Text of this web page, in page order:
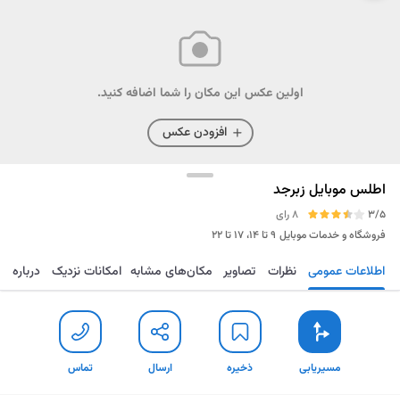
اولین عکس این مکان را شما اضافه کنید.
افزودن عکس
اطلس موبایل زبرجد
3/5
8 رای
فروشگاه و خدمات موبایل ۹ تا ۱۴، ۱۷ تا ۲۲
مسیریابی ذخیره ارسال تماس اطلاعات عمومی نظرات تصاویر مکان‌های مشابه امکانات نزدیک درباره
مسیریابی ذخیره ارسال تماس